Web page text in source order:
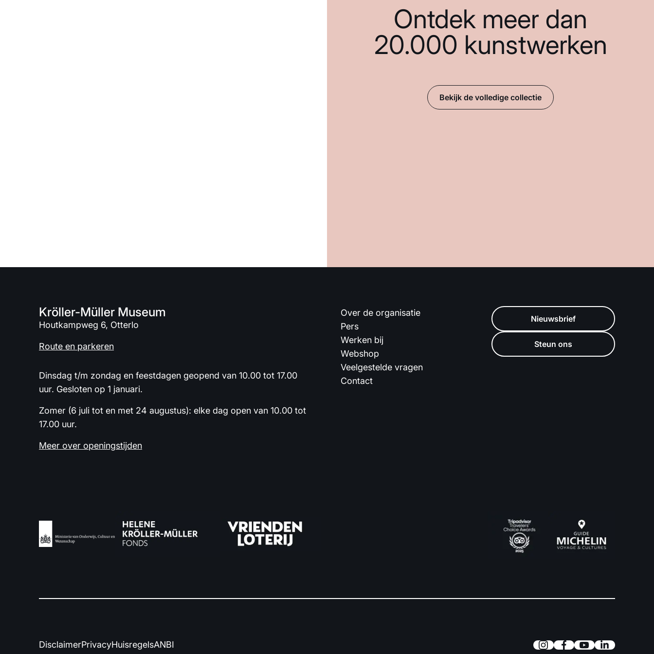
Ontdek meer dan
20.000 kunstwerken
Bekijk de volledige collectie
Kröller-Müller Museum
Houtkampweg 6, Otterlo
Route en parkeren
Dinsdag t/m zondag en feestdagen geopend van 10.00 tot 17.00
uur. Gesloten op 1 januari.
Zomer (6 juli tot en met 24 augustus): elke dag open van 10.00 tot
17.00 uur.
Meer over openingstijden
Over de organisatie
Pers
Werken bij
Webshop
Veelgestelde vragen
Contact
Nieuwsbrief
Steun ons
DisclaimerPrivacyHuisregelsANBI